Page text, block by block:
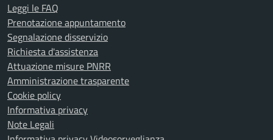
Leggi le FAQ
Prenotazione appuntamento
Segnalazione disservizio
Richiesta d'assistenza
Attuazione misure PNRR
Amministrazione trasparente
Cookie policy
Informativa privacy
Note Legali